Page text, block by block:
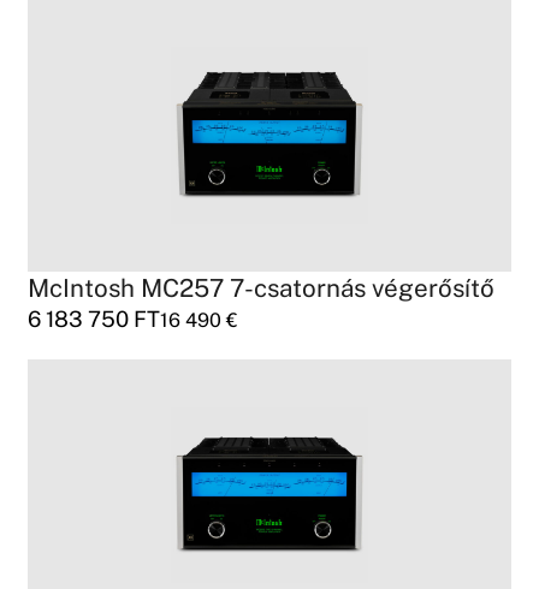
McIntosh MC257 7-csatornás végerősítő
6 183 750 FT16 490€